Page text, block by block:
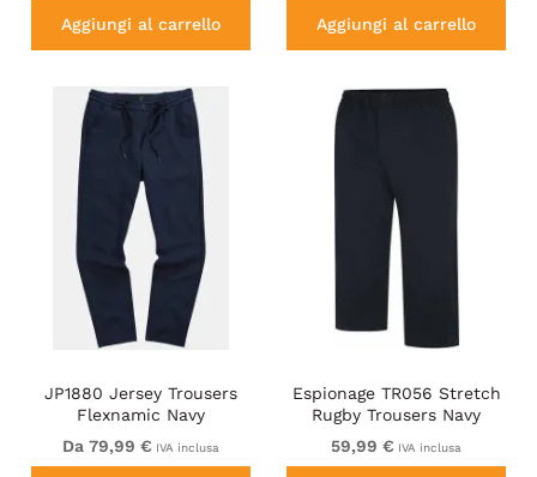
Aggiungi al carrello Aggiungi al carrello
JP1880 Jersey Trousers
Flexnamic Navy
Da 79,99 € IVA inclusa
Espionage TR056 Stretch
Rugby Trousers Navy
59,99 € IVA inclusa